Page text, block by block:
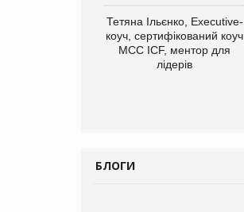
Тетяна Ільєнко, Executive-
коуч, сертифікований коуч
МСС ICF, ментор для
лідерів
БЛОГИ